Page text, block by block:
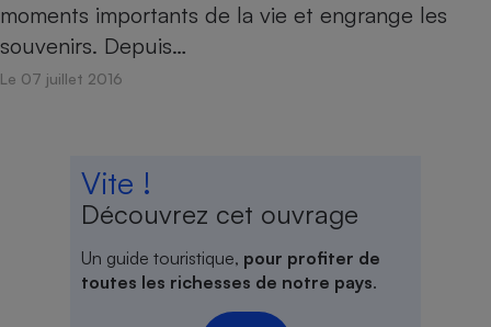
moments importants de la vie et engrange les
souvenirs. Depuis…
Le 07 juillet 2016
Vite !
Découvrez cet ouvrage
Un guide touristique, pour profiter de
toutes les richesses de notre pays.